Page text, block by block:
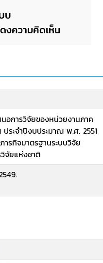
บ
งความคิดเห็น
อการวิจัยของหน่วยงานภาค
ระจำปีงบประมาณ พ.ศ. 2551
รกิจมาตรฐานระบบวิจัย
จัยแห่งชาติ